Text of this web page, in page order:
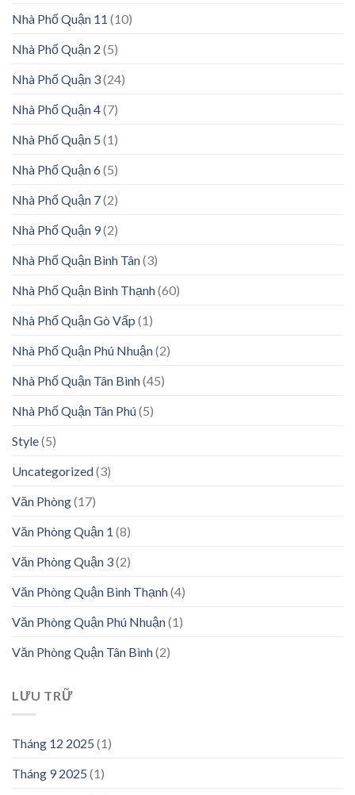
Nhà Phố Quận 11 (10)
Nhà Phố Quận 2 (5)
Nhà Phố Quận 3(24)
Nhà Phố Quận 4(7)
Nhà Phố Quận 5 (1)
Nhà Phố Quận 6(5)
Nhà Phố Quận 7(2)
Nhà Phố Quận 9(2)
Nhà Phố Quận Bình Tân(3)
Nhà Phố Quận Bình Thạnh(60)
Nhà Phố Quận Gò Vấp (1)
Nhà Phố Quận Phú Nhuận(2)
Nhà Phố Quận Tân Bình(45)
Nhà Phố Quận Tân Phú(5)
Style(5)
Uncategorized(3)
Văn Phòng(17)
Văn Phòng Quận 1 (8)
Văn Phòng Quận 3(2)
Văn Phòng Quận Bình Thạnh(4)
Văn Phòng Quận Phú Nhuận(1)
Văn Phòng Quận Tân Bình(2)
LƯU TRỮ
Tháng 12 2025 (1)
Tháng 9 2025 (1)